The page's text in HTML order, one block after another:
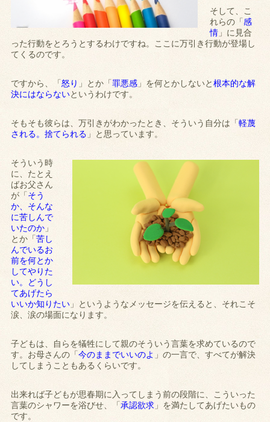
そして、こ
れらの「感
情 」に見合
った行動をとろうとするわけですね。ここに万引き行動が登場し
てくるのです。
ですから、「怒り 」とか「罪悪感 」を何とかしないと根本的な解
決にはならないというわけです。
そもそも彼らは、万引きがわかったとき、そういう自分は「軽蔑
される。捨てられる 」と思っています。
そういう時
に、たとえ
ばお父さん
が「そう
か、そんな
に苦しんで
いたのか 」
とか「苦し
んでいるお
前を何とか
してやりた
い。どうし
てあげたら
いいか知りたい 」というようなメッセージを伝えると、それこそ
涙、涙の場面になります。
子どもは、自らを犠牲にして親のそういう言葉を求めているので
す。お母さんの「今のままでいいのよ 」の一言で、すべてが解決
してしまうこともあるくらいです。
出来れば子どもが思春期に入ってしまう前の段階に、こういった
言葉のシャワーを浴びせ、「承認欲求 」を満たしてあげたいもの
です。